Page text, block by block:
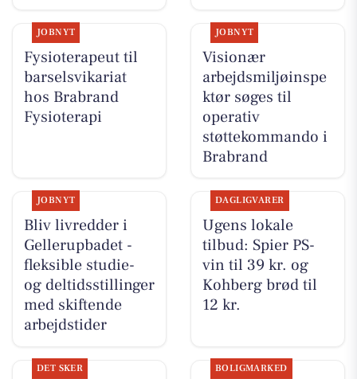
JOBNYT
Fysioterapeut til
barselsvikariat
hos Brabrand
Fysioterapi
JOBNYT
Visionær
arbejdsmiljøinspe
ktør søges til
operativ
støttekommando i
Brabrand
JOBNYT
Bliv livredder i
Gellerupbadet -
fleksible studie-
og deltidsstillinger
med skiftende
arbejdstider
DAGLIGVARER
Ugens lokale
tilbud: Spier PS-
vin til 39 kr. og
Kohberg brød til
12 kr.
DET SKER BOLIGMARKED